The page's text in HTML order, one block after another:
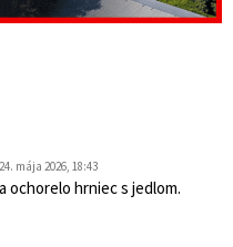
24. mája 2026, 18:43
ochorelo hrniec s jedlom.